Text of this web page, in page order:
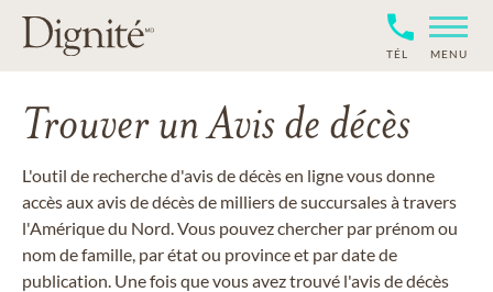
TÉL MENU
Trouver un Avis de décès
L'outil de recherche d'avis de décès en ligne vous donne
accès aux avis de décès de milliers de succursales à travers
l'Amérique du Nord. Vous pouvez chercher par prénom ou
nom de famille, par état ou province et par date de
publication. Une fois que vous avez trouvé l'avis de décès